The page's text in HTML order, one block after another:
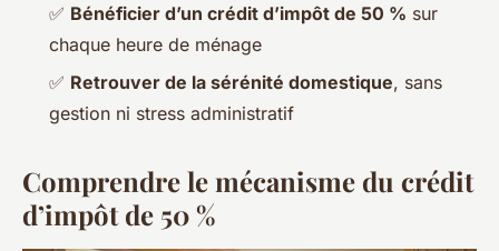
✅ Bénéficier d’un crédit d’impôt de 50 % sur
chaque heure de ménage
✅ Retrouver de la sérénité domestique, sans
gestion ni stress administratif
Comprendre le mécanisme du crédit
d’impôt de 50 %